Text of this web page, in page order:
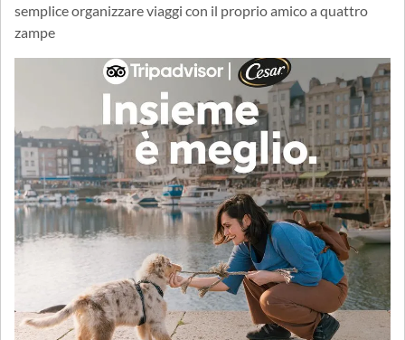
semplice organizzare viaggi con il proprio amico a quattro
zampe